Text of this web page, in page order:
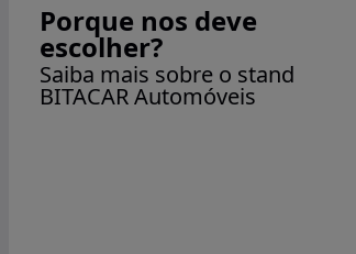
Porque nos deve
escolher?
Saiba mais sobre o stand
BITACAR Automóveis